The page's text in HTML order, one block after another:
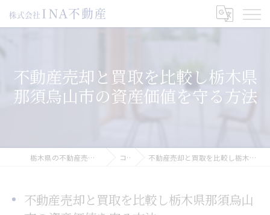
不動産売却と買取を比較し栃木県
那須烏山市の資産価値を守る方法
栃木県の不動産売却なら株式会社INA不動産 コラム 不動産売却と買取を比較し栃木県那須烏山市の資産価値を守る方法
不動産売却と買取を比較し栃木県那須烏山